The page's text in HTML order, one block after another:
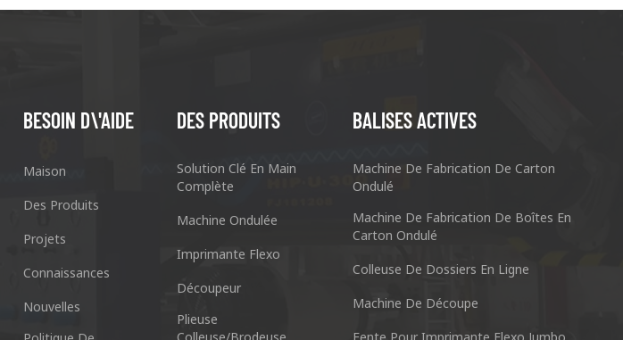
Guangzhou Keshenglong Carton Machine À Emballer Co., Ltd.
BESOIN D\'AIDE
Maison
Des Produits
Projets
Connaissances
Nouvelles
DES PRODUITS
Solution Clé En Main
Complète
Machine Ondulée
Imprimante Flexo
Découpeur
Plieuse
BALISES ACTIVES
Machine De Fabrication De Carton
Ondulé
Machine De Fabrication De Boîtes En
Carton Ondulé
Colleuse De Dossiers En Ligne
Machine De Découpe